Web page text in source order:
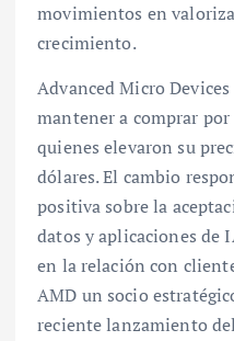
movimientos en
crecimiento.
Advanced Micro
mantener a comprar
quienes elevaron su
dólares. El cambio
positiva sobre la
datos y aplicaciones de
en la relación con
AMD un socio
reciente lanzamiento